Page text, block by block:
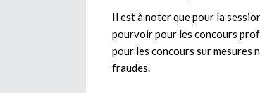
Il est à noter que pour la
pourvoir pour les concours
pour les concours sur mesures
fraudes.